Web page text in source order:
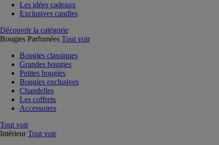
Les idées cadeaux
Exclusives candles
Découvrir la catégorie
Bougies Parfumées Tout voir
Bougies classiques
Grandes bougies
Petites bougies
Bougies exclusives
Chandelles
Les coffrets
Accessoires
Tout voir
Intérieur Tout voir